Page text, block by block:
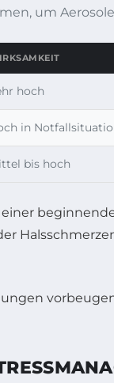
um
hoch
in
bis hoch
einer